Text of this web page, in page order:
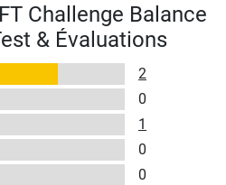
Challenge Balance
& Évaluations
2
0
1
0
0